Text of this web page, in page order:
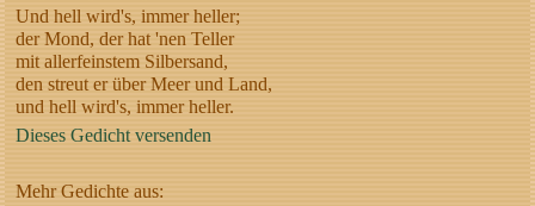
Und hell wird's, immer heller;
der Mond, der hat 'nen Teller
mit allerfeinstem Silbersand,
den streut er über Meer und Land,
und hell wird's, immer heller.
Dieses Gedicht versenden
Mehr Gedichte aus: